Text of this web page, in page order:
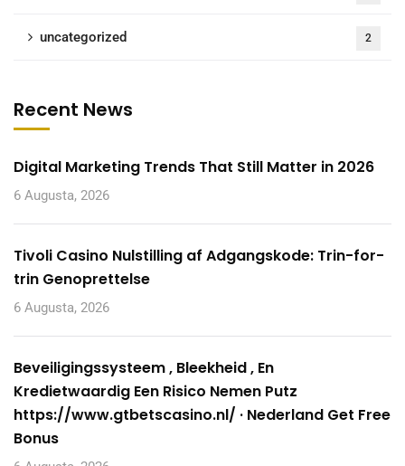
uncategorized 2
Recent News
Digital Marketing Trends That Still Matter in 2026
6 Augusta, 2026
Tivoli Casino Nulstilling af Adgangskode: Trin-for-
trin Genoprettelse
6 Augusta, 2026
Beveiligingssysteem , Bleekheid , En
Kredietwaardig Een Risico Nemen Putz
https://www.gtbetscasino.nl/ · Nederland Get Free
Bonus